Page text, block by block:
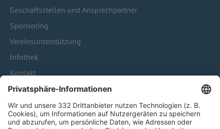
Geschäftsstellen und Ansprechpartner
Sponsoring
Vereinsunterstützung
Infothek
Kontakt
HÄUFIG BESUCHTE SEITEN
Pässe und Vereinswechsel